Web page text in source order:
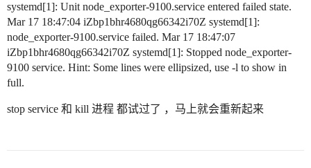
systemd[1]: Unit node_exporter-9100.service entered failed state.
Mar 17 18:47:04 iZbp1bhr4680qg66342i70Z systemd[1]:
node_exporter-9100.service failed. Mar 17 18:47:07
iZbp1bhr4680qg66342i70Z systemd[1]: Stopped node_exporter-
9100 service. Hint: Some lines were ellipsized, use -l to show in
full.
stop service 和 kill 进程 都试过了 ，马上就会重新起来